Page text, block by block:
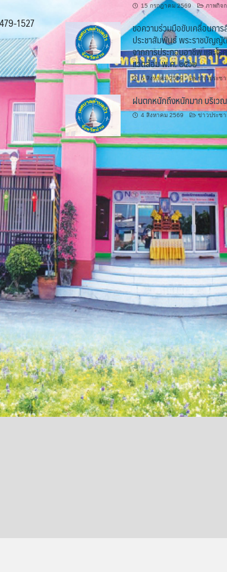
1527
15 กรกฎาคม 2569 ภาพกิจ
ขอความร่วมมือขับเคลื่อนกา
ประชาสัมพันธ์ พระราชบัญญั
จากการประกอบอาชีพ และโร
แวดล้อม พ.ศ. ๒๕๖๒
6 สิงหาคม 2569 ข่าวประช
ฝนตกหนักถึงหนักมาก บริเว
4 สิงหาคม 2569 ข่าวประช